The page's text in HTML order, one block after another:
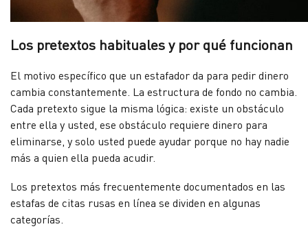
Los pretextos habituales y por qué funcionan
El motivo específico que un estafador da para pedir dinero
cambia constantemente. La estructura de fondo no cambia.
Cada pretexto sigue la misma lógica: existe un obstáculo
entre ella y usted, ese obstáculo requiere dinero para
eliminarse, y solo usted puede ayudar porque no hay nadie
más a quien ella pueda acudir.
Los pretextos más frecuentemente documentados en las
estafas de citas rusas en línea se dividen en algunas
categorías.